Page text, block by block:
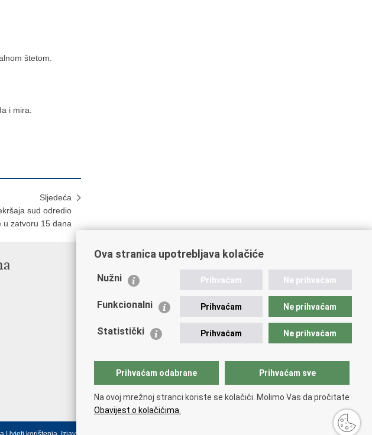
štetom.
i mira.
Sljedeća
sud odredio
u zatvoru 15 dana
Važne poveznice
Ministarstvo unutarnjih poslova
Udruge
Policijska akademija
Zaklada policijske solidarnosti
Centar za forenzična ispitivanja, istraživanja i vještačenja
"Ivan Vučetić"
Policijske uprave
Ova stranica upotrebljava kolačiće
Nužni Prihvaćam Ne prihvaćam
Funkcionalni Prihvaćam Ne prihvaćam
Statistički Prihvaćam Ne prihvaćam
Prihvaćam odabrane Prihvaćam sve
Na ovoj mrežnoj stranci koriste se kolačići. Molimo Vas da pročitate
Obavijest o kolačićima.